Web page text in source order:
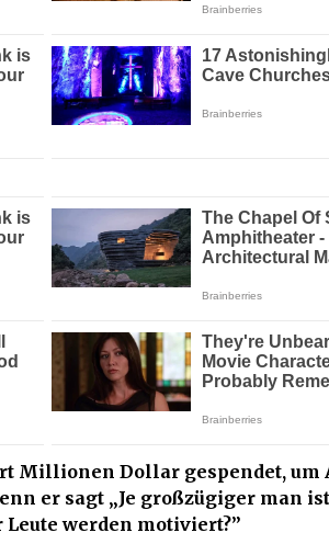
Millionen Dollar gespendet, um
er sagt „Je großzügiger man
werden motiviert?”